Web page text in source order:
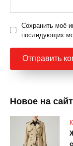
Сохранить моё
последующих
Новое на